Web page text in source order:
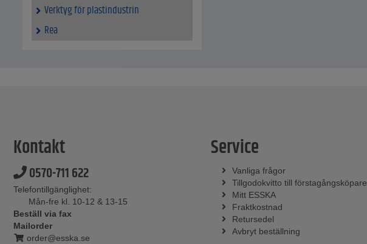
Verktyg för plastindustrin
Rea
Kontakt
0570-711 622
Telefontillgänglighet:
Mån-fre kl. 10-12 & 13-15
Beställ via fax
Mailorder
order@esska.se
Service
Vanliga frågor
Tillgodokvitto till förstagångsköpare
Mitt ESSKA
Fraktkostnad
Retursedel
Avbryt beställning